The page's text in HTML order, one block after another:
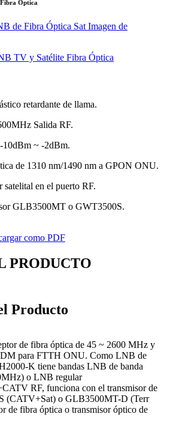
Óptica
retardante de llama.
Salida RF.
10dBm ~ -2dBm.
de 1310 nm/1490 nm a GPON ONU.
en el puerto RF.
GLB3500MT o GWT3500S.
como PDF
PRODUCTO
Producto
de fibra óptica de 45 ~ 2600 MHz y
para FTTH ONU. Como LNB de
K tiene bandas LNB de banda
o LNB regular
RF, funciona con el transmisor de
(CATV+Sat) o GLB3500MT-D (Terr
de fibra óptica o transmisor óptico de